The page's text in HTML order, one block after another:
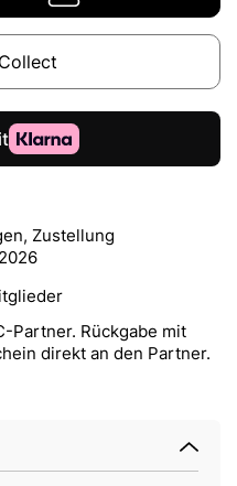
Zustellung
Partner. Rückgabe mit
direkt an den Partner.